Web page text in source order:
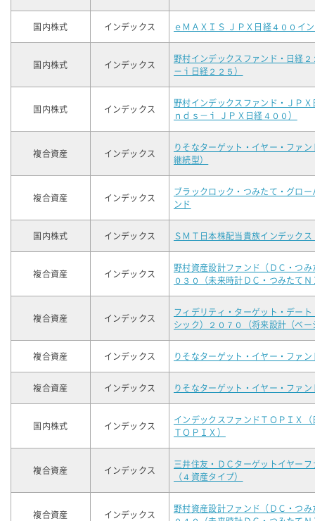
国内株式 インデックス ｅＭＡＸＩＳ ＪＰＸ日経４００イ
国内株式 インデックス
野村インデックスファンド・日経
－ｉ日経２２５）
国内株式 インデックス
野村インデックスファンド・ＪＰ
ｎｄｓ－ｉ ＪＰＸ日経４００）
複合資産 インデックス
りそなターゲット・イヤー・ファ
継続型）
複合資産 インデックス
ブラックロック・つみたて・グロ
ンド
国内株式 インデックス ＳＭＴ日本株配当貴族インデックス
複合資産 インデックス
野村資産設計ファンド（ＤＣ・つ
０３０（未来時計ＤＣ・つみたて
複合資産 インデックス
フィデリティ・ターゲット・デー
シック）２０７０（将来設計（ベー
複合資産 インデックス りそなターゲット・イヤー・ファン
複合資産 インデックス りそなターゲット・イヤー・ファン
国内株式 インデックス
インデックスファンドＴＯＰＩＸ
ＴＯＰＩＸ）
複合資産 インデックス
三井住友・ＤＣターゲットイヤーフ
（４資産タイプ）
複合資産 インデックス
野村資産設計ファンド（ＤＣ・つ